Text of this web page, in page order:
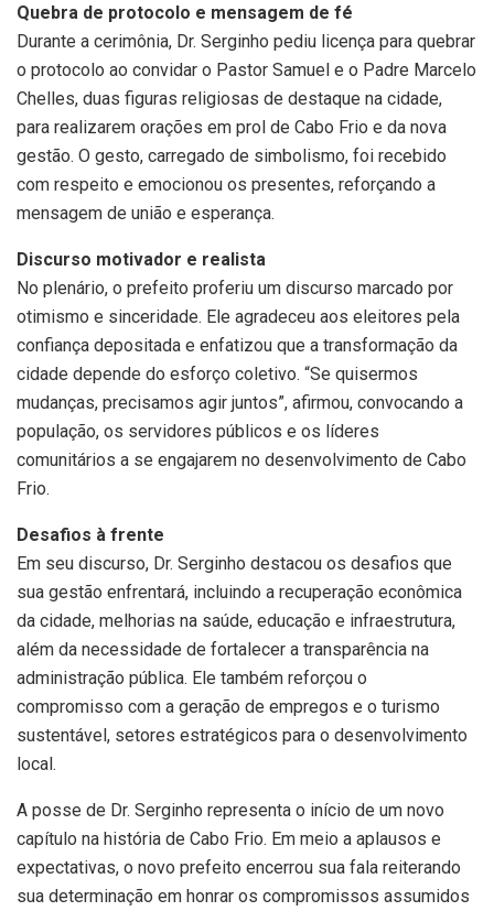
Quebra de protocolo e mensagem de fé
Durante a cerimônia, Dr. Serginho pediu licença para quebrar
o protocolo ao convidar o Pastor Samuel e o Padre Marcelo
Chelles, duas figuras religiosas de destaque na cidade,
para realizarem orações em prol de Cabo Frio e da nova
gestão. O gesto, carregado de simbolismo, foi recebido
com respeito e emocionou os presentes, reforçando a
mensagem de união e esperança.
Discurso motivador e realista
No plenário, o prefeito proferiu um discurso marcado por
otimismo e sinceridade. Ele agradeceu aos eleitores pela
confiança depositada e enfatizou que a transformação da
cidade depende do esforço coletivo. “Se quisermos
mudanças, precisamos agir juntos”, afirmou, convocando a
população, os servidores públicos e os líderes
comunitários a se engajarem no desenvolvimento de Cabo
Frio.
Desafios à frente
Em seu discurso, Dr. Serginho destacou os desafios que
sua gestão enfrentará, incluindo a recuperação econômica
da cidade, melhorias na saúde, educação e infraestrutura,
além da necessidade de fortalecer a transparência na
administração pública. Ele também reforçou o
compromisso com a geração de empregos e o turismo
sustentável, setores estratégicos para o desenvolvimento
local.
A posse de Dr. Serginho representa o início de um novo
capítulo na história de Cabo Frio. Em meio a aplausos e
expectativas, o novo prefeito encerrou sua fala reiterando
sua determinação em honrar os compromissos assumidos